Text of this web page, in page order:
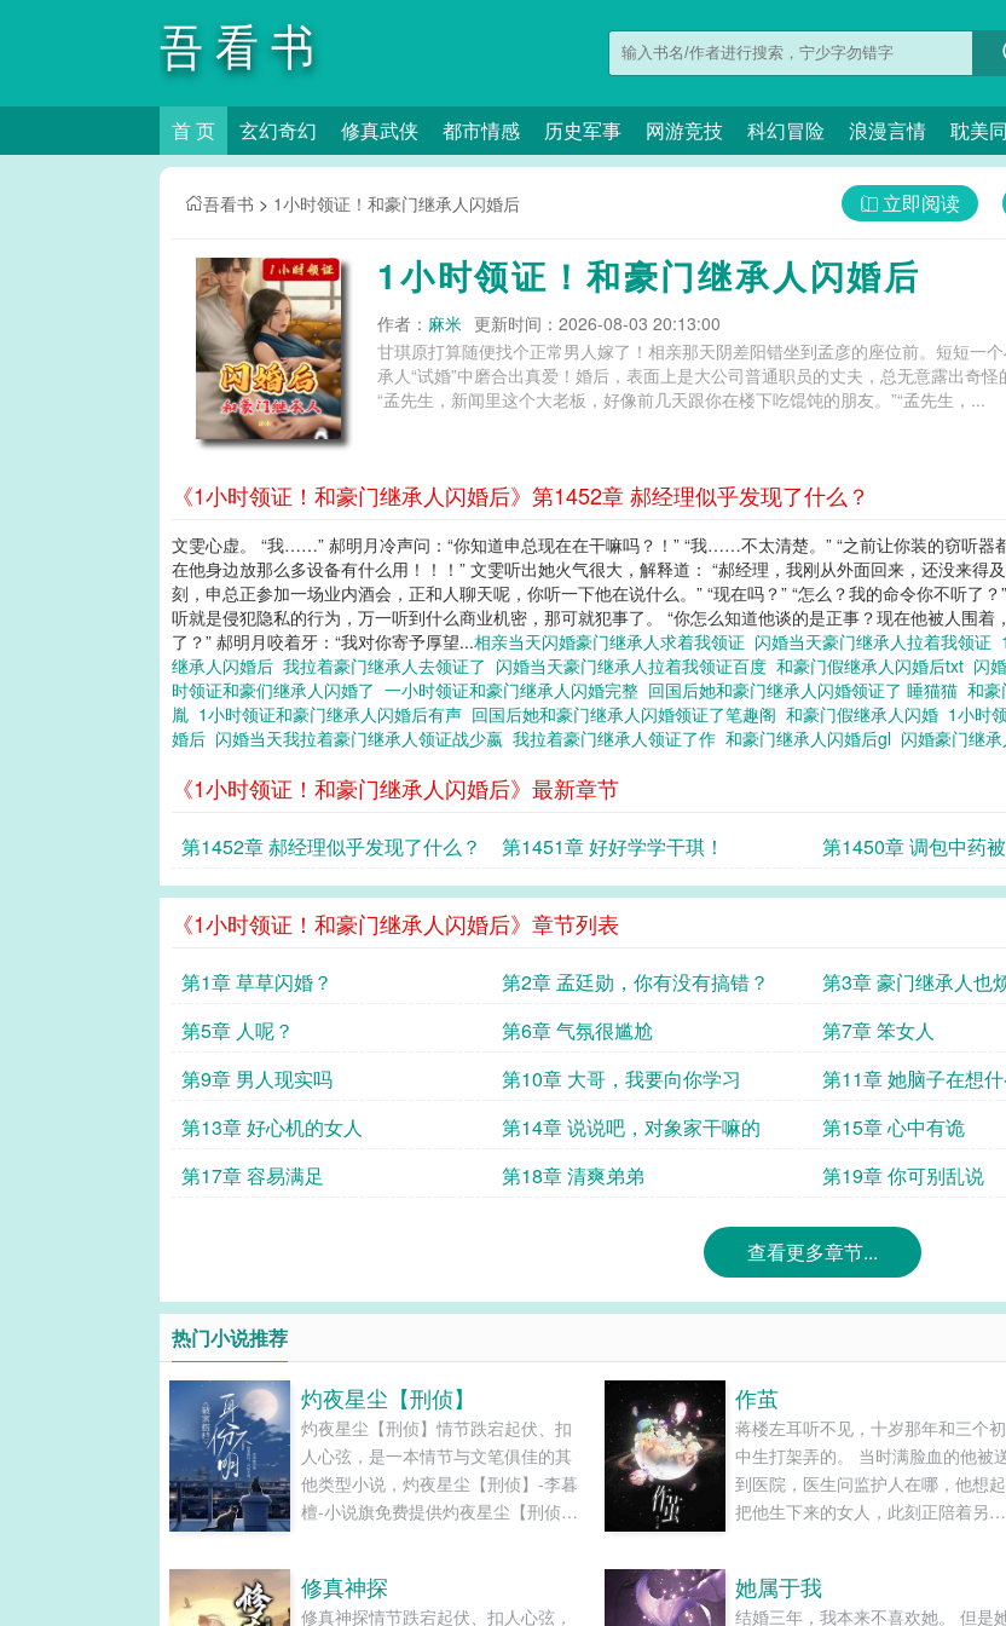
吾看书
首 页 玄幻奇幻 修真武侠 都市情感 历史军事 网游竞技 科幻冒险 浪漫言情 耽美
吾看书 > 1小时领证！和豪门继承人闪婚后 立即阅读
1小时领证！和豪门继承人闪婚后
作者： 麻米 更新时间：2026-08-03 20:13:00
甘琪原打算随便找个正常男人嫁了！相亲那天阴差阳错坐到孟彦的座位前。短短一
承人“试婚”中磨合出真爱！婚后，表面上是大公司普通职员的丈夫，总无意露出奇
“孟先生，新闻里这个大老板，好像前几天跟你在楼下吃馄饨的朋友。”“孟先生，...
《1小时领证！和豪门继承人闪婚后》第1452章 郝经理似乎发现了什么？
文雯心虚。 “我……” 郝明月冷声问：“你知道申总现在在干嘛吗？！” “我……不太清楚。” “之前让你装的窃听器
在他身边放那么多设备有什么用！！！” 文雯听出她火气很大，解释道： “郝经理，我刚从外面回来，还没来得
刻，申总正参加一场业内酒会，正和人聊天呢，你听一下他在说什么。” “现在吗？” “怎么？我的命令你不听
听就是侵犯隐私的行为，万一听到什么商业机密，那可就犯事了。 “你怎么知道他谈的是正事？现在他被人围
了？” 郝明月咬着牙：“我对你寄予厚望...相亲当天闪婚豪门继承人求着我领证 闪婚当天豪门继承人拉着我领证
继承人闪婚后 我拉着豪门继承人去领证了 闪婚当天豪门继承人拉着我领证百度 和豪门假继承人闪婚后txt 闪
时领证和豪们继承人闪婚了 一小时领证和豪门继承人闪婚完整 回国后她和豪门继承人闪婚领证了 睡猫猫 和豪
胤 1小时领证和豪门继承人闪婚后有声 回国后她和豪门继承人闪婚领证了笔趣阁 和豪门假继承人闪婚 1小时
婚后 闪婚当天我拉着豪门继承人领证战少嬴 我拉着豪门继承人领证了作 和豪门继承人闪婚后gl 闪婚豪门继
《1小时领证！和豪门继承人闪婚后》最新章节
第1452章 郝经理似乎发现了什么？ 第1451章 好好学学干琪！ 第1450章 调包中药
《1小时领证！和豪门继承人闪婚后》章节列表
第1章 草草闪婚？ 第2章 孟廷勋，你有没有搞错？ 第3章 豪门继承人也
第5章 人呢？
第6章 气氛很尴尬 第7章 笨女人
第9章 男人现实吗
第10章 大哥，我要向你学习 第11章 她脑子在想什
第13章 好心机的女人
第14章 说说吧，对象家干嘛的 第15章 心中有诡
第17章 容易满足
第18章 清爽弟弟 第19章 你可别乱说
查看更多章节...
热门小说推荐
灼夜星尘【刑侦】
灼夜星尘【刑侦】情节跌宕起伏、扣
人心弦，是一本情节与文笔俱佳的其
他类型小说，灼夜星尘【刑侦】-李暮
檀-小说旗免费提供灼夜星尘【刑侦】
作茧
蒋楼左耳听不见，十岁那年和三个初
中生打架弄的。 当时满脸血的他被
到医院，医生问监护人在哪，他想起
把他生下来的女人，此刻正陪着另一
拿奖学金，学生信息表上父母一栏被
修真神探
修真神探情节跌宕起伏、扣人心弦，
她属于我
结婚三年，我本来不喜欢她。 但是